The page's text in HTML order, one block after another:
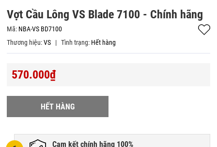
Vợt Cầu Lông VS Blade 7100 - Chính hãng
Mã: NBA-VS BD7100
Thương hiệu:VS | Tình trạng: Hết hàng
570.000₫
HẾT HÀNG
Cam kết chính hãng 100%